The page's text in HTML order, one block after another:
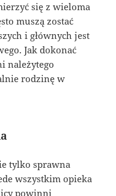
się z wieloma
muszą zostać
i głównych jest
Jak dokonać
należytego
rodzinę w
tylko sprawna
wszystkim opieka
powinni